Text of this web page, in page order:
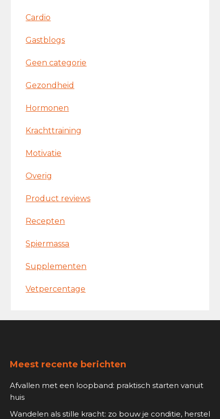
Cardio
Gastblogs
Geen categorie
Gezondheid
Hormonen
Krachttraining
Motivatie
Overig
Product reviews
Recepten
Spiermassa
Supplementen
Vetpercentage
Meest recente berichten
Afvallen met een loopband: praktisch starten vanuit
huis
Wandelen als stille kracht: zo bouw je conditie, herstel